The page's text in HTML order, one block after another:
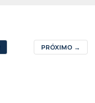
PRÓXIMO →